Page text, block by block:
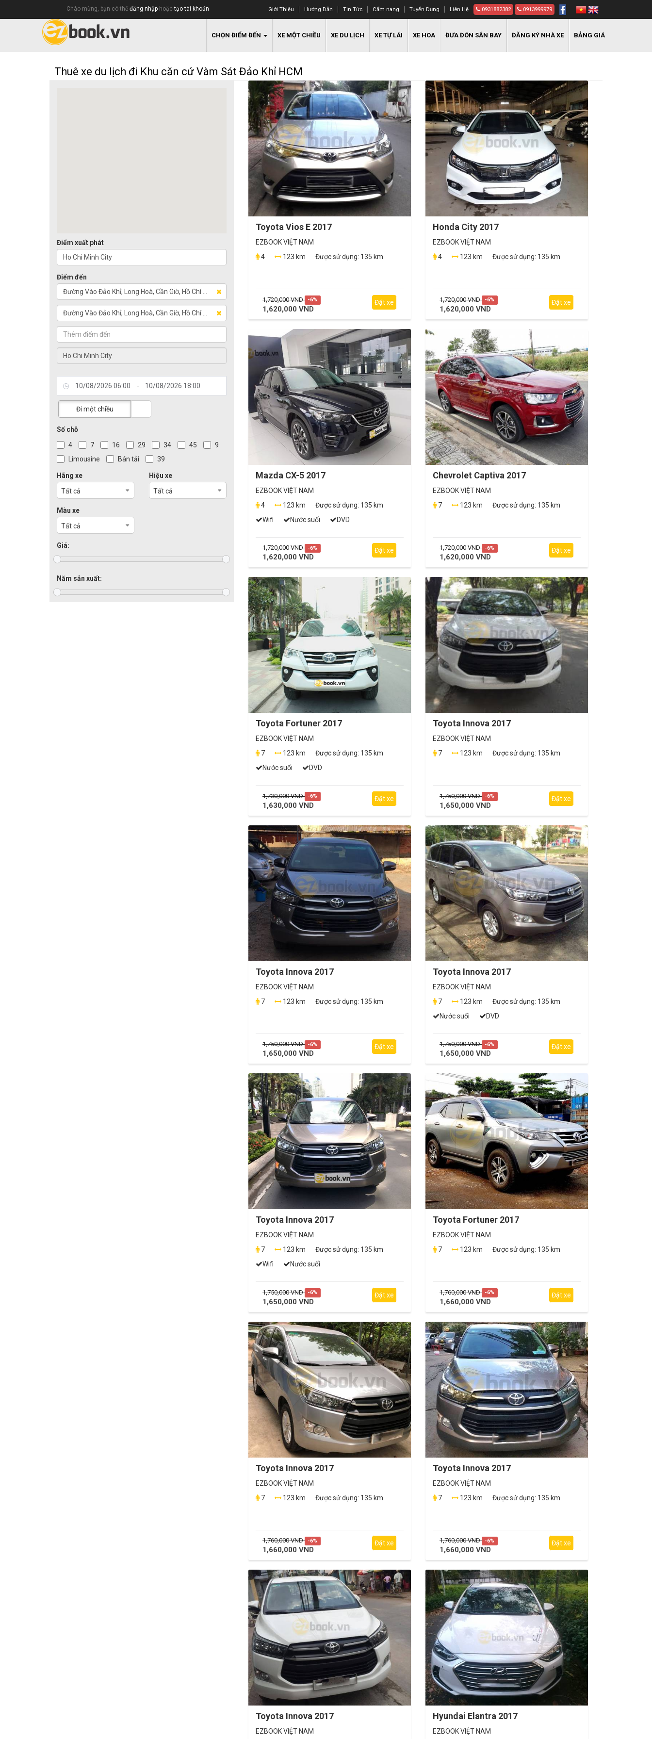
Chào mừng, bạn có thể đăng nhập hoặctạo tài khoản Giới Thiệu Hướng Dẫn Tin Tức Cẩm nang Tuyển Dụng Liên Hệ 0931882382 0913999979
CHỌN ĐIỂM ĐẾN XE MỘT CHIỀU XE DU LỊCH XE TỰ LÁI XE HOA ĐƯA ĐÓN SÂN BAY ĐĂNG KÝ NHÀ XE BẢNG GIÁ
Thuê xe du lịch đi Khu căn cứ Vàm Sát Đảo Khỉ HCM
Điểm xuất phát
Điểm đến
-
Đi một chiều
Số chỗ
4
7 16 29 34 45
9
Limousine
Bán tải 39
Hãng xe
Tất cả
Hiệu xe
Tất cả
Màu xe
Tất cả
Giá:
Năm sản xuất:
Toyota Vios E 2017
EZBOOK VIỆT NAM
4
123 km Được sử dụng: 135 km
1,720,000 VND -6%
1,620,000 VND
Đặt xe
Honda City 2017
EZBOOK VIỆT NAM
4
123 km Được sử dụng: 135 km
1,720,000 VND -6%
1,620,000 VND
Đặt xe
Mazda CX-5 2017
EZBOOK VIỆT NAM
4
123 km Được sử dụng: 135 km
Wifi
Nước suối DVD
1,720,000 VND -6%
1,620,000 VND
Đặt xe
Chevrolet Captiva 2017
EZBOOK VIỆT NAM
7
123 km Được sử dụng: 135 km
1,720,000 VND -6%
1,620,000 VND
Đặt xe
Toyota Fortuner 2017
EZBOOK VIỆT NAM
7
123 km Được sử dụng: 135 km
Nước suối
DVD
1,730,000 VND -6%
1,630,000 VND
Đặt xe
Toyota Innova 2017
EZBOOK VIỆT NAM
7
123 km Được sử dụng: 135 km
1,750,000 VND -6%
1,650,000 VND
Đặt xe
Toyota Innova 2017
EZBOOK VIỆT NAM
7
123 km Được sử dụng: 135 km
1,750,000 VND -6%
1,650,000 VND
Đặt xe
Toyota Innova 2017
EZBOOK VIỆT NAM
7
123 km Được sử dụng: 135 km
Nước suối
DVD
1,750,000 VND -6%
1,650,000 VND
Đặt xe
Toyota Innova 2017
EZBOOK VIỆT NAM
7
123 km Được sử dụng: 135 km
Wifi
Nước suối
1,750,000 VND -6%
1,650,000 VND
Đặt xe
Toyota Fortuner 2017
EZBOOK VIỆT NAM
7
123 km Được sử dụng: 135 km
1,760,000 VND -6%
1,660,000 VND
Đặt xe
Toyota Innova 2017
EZBOOK VIỆT NAM
7
123 km Được sử dụng: 135 km
1,760,000 VND -6%
1,660,000 VND
Đặt xe
Toyota Innova 2017
EZBOOK VIỆT NAM
7
123 km Được sử dụng: 135 km
1,760,000 VND -6%
1,660,000 VND
Đặt xe
Toyota Innova 2017
EZBOOK VIỆT NAM
Hyundai Elantra 2017
EZBOOK VIỆT NAM